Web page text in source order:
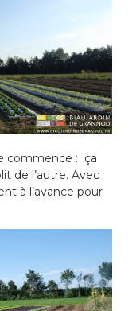
commence : ça
de l’autre. Avec
à l’avance pour